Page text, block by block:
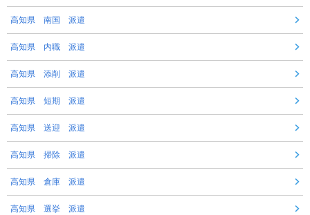
高知県 南国 派遣
高知県 内職 派遣
高知県 添削 派遣
高知県 短期 派遣
高知県 送迎 派遣
高知県 掃除 派遣
高知県 倉庫 派遣
高知県 選挙 派遣